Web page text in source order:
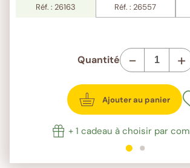
Réf. : 26163 Réf. : 26557
Quantité - +
Ajouter au panier
+ 1 cadeau à choisir par
1sur 2 2sur 2